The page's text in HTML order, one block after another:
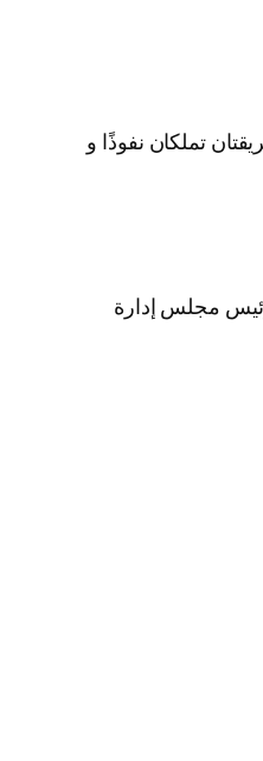
تملكان نفوذًا و
مجلس إدارة